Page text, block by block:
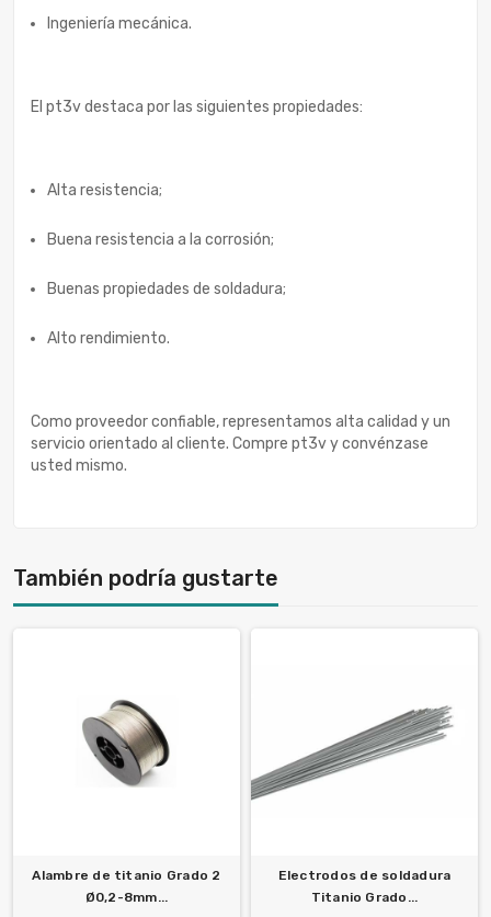
Ingeniería mecánica.
El pt3v destaca por las siguientes propiedades:
Alta resistencia;
Buena resistencia a la corrosión;
Buenas propiedades de soldadura;
Alto rendimiento.
Como proveedor confiable, representamos alta calidad y un
servicio orientado al cliente. Compre pt3v y convénzase
usted mismo.
También podría gustarte
Alambre de titanio Grado 2
Ø0,2-8mm...
Electrodos de soldadura
Titanio Grado...